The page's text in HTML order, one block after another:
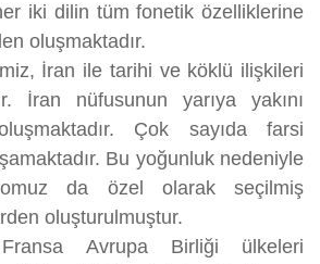
iki dilin tüm fonetik özelliklerine
oluşmaktadır.
İran ile tarihi ve köklü ilişkileri
İran nüfusunun yarıya yakını
Çok sayıda farsi
Bu yoğunluk nedeniyle
da özel olarak seçilmiş
oluşturulmuştur.
Avrupa Birliği ülkeleri